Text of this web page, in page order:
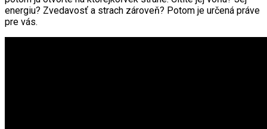
energiu? Zvedavosť a strach zároveň? Potom je určená práve
pre vás.